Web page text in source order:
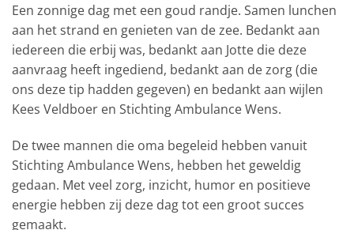
Een zonnige dag met een goud randje. Samen lunchen
aan het strand en genieten van de zee. Bedankt aan
iedereen die erbij was, bedankt aan Jotte die deze
aanvraag heeft ingediend, bedankt aan de zorg (die
ons deze tip hadden gegeven) en bedankt aan wijlen
Kees Veldboer en Stichting Ambulance Wens.
De twee mannen die oma begeleid hebben vanuit
Stichting Ambulance Wens, hebben het geweldig
gedaan. Met veel zorg, inzicht, humor en positieve
energie hebben zij deze dag tot een groot succes
gemaakt.